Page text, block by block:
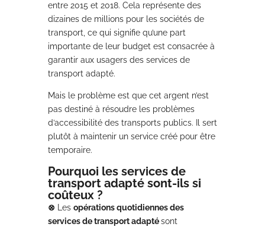
entre 2015 et 2018. Cela représente des
dizaines de millions pour les sociétés de
transport, ce qui signifie qu’une part
importante de leur budget est consacrée à
garantir aux usagers des services de
transport adapté.
Mais le problème est que cet argent n’est
pas destiné à résoudre les problèmes
d’accessibilité des transports publics. Il sert
plutôt à maintenir un service créé pour être
temporaire.
Pourquoi les services de
transport adapté sont-ils si
coûteux ?
⊗ Les opérations quotidiennesdes
services de transport adaptésont